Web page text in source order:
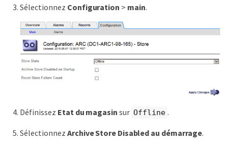
Sélectionnez Configuration > main.
Définissez Etat du magasin sur Offline .
Sélectionnez Archive Store Disabled au démarrage.